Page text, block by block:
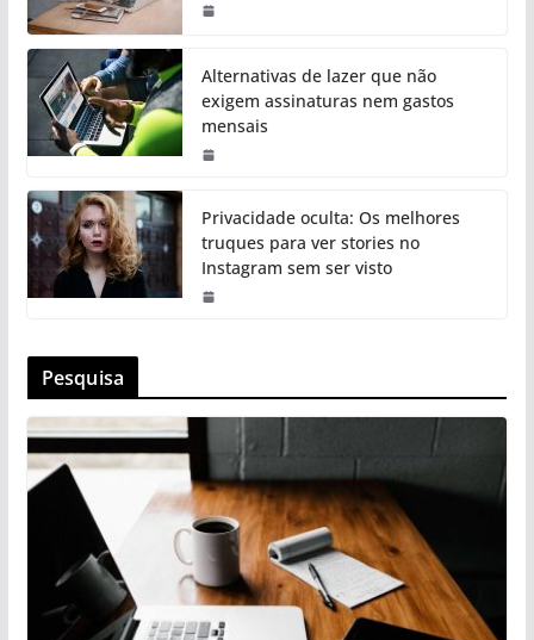
Alternativas de lazer que não
exigem assinaturas nem gastos
mensais
Privacidade oculta: Os melhores
truques para ver stories no
Instagram sem ser visto
Pesquisa